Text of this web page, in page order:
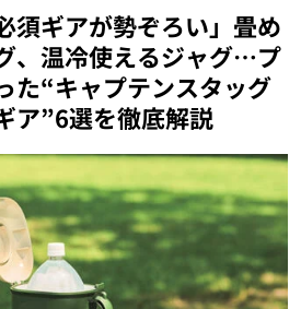
須ギアが勢ぞろい」畳め
、温冷使えるジャグ…プ
た“キャプテンスタッグ
ア”6選を徹底解説